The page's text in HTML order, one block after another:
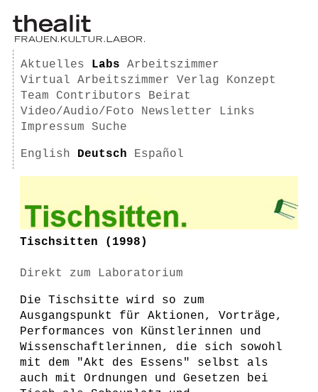
Aktuelles Labs
Arbeitszimmer
Virtual Arbeitszimmer
Verlag
Konzept
Team
Contributors
Beirat
Video/Audio/Foto
Newsletter
Links
Impressum
Suche
English Deutsch Español
Tischsitten (1998)
Direkt zum Laboratorium
Die Tischsitte wird so zum
Ausgangspunkt für Aktionen, Vorträge,
Performances von Künstlerinnen und
Wissenschaftlerinnen, die sich sowohl
mit dem "Akt des Essens" selbst als
auch mit Ordnungen und Gesetzen bei